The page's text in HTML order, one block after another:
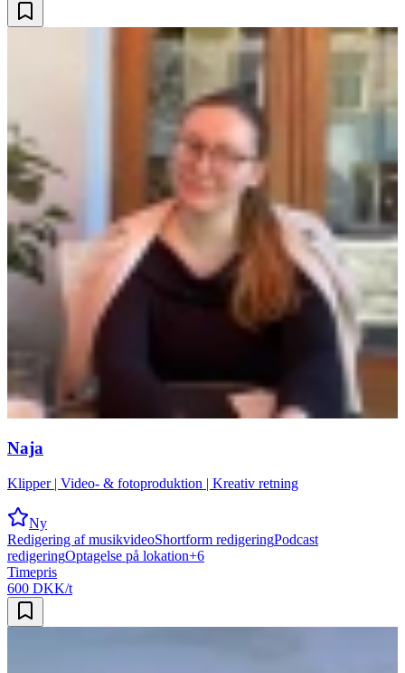
Naja
Klipper | Video- & fotoproduktion | Kreativ retning
Ny
Redigering af musikvideoShortform redigeringPodcast
redigeringOptagelse på lokation+6
Timepris
600 DKK/t